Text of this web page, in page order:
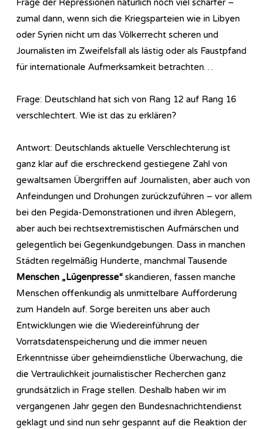
Frage der Repressionen natürlich noch viel schärfer –
zumal dann, wenn sich die Kriegsparteien wie in Libyen
oder Syrien nicht um das Völkerrecht scheren und
Journalisten im Zweifelsfall als lästig oder als Faustpfand
für internationale Aufmerksamkeit betrachten…
Frage: Deutschland hat sich von Rang 12 auf Rang 16
verschlechtert. Wie ist das zu erklären?
Antwort: Deutschlands aktuelle Verschlechterung ist
ganz klar auf die erschreckend gestiegene Zahl von
gewaltsamen Übergriffen auf Journalisten, aber auch von
Anfeindungen und Drohungen zurückzuführen – vor allem
bei den Pegida-Demonstrationen und ihren Ablegern,
aber auch bei rechtsextremistischen Aufmärschen und
gelegentlich bei Gegenkundgebungen. Dass in manchen
Städten regelmäßig Hunderte, manchmal Tausende
Menschen „Lügenpresse“ skandieren, fassen manche
Menschen offenkundig als unmittelbare Aufforderung
zum Handeln auf. Sorge bereiten uns aber auch
Entwicklungen wie die Wiedereinführung der
Vorratsdatenspeicherung und die immer neuen
Erkenntnisse über geheimdienstliche Überwachung, die
die Vertraulichkeit journalistischer Recherchen ganz
grundsätzlich in Frage stellen. Deshalb haben wir im
vergangenen Jahr gegen den Bundesnachrichtendienst
geklagt und sind nun sehr gespannt auf die Reaktion der